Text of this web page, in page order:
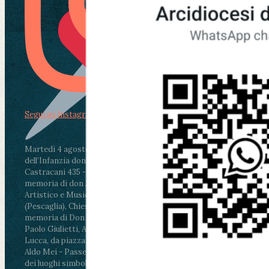
Martedì 4 agosto2026
ore 11:30 - Lucca, Scuola
dell’Infanzia don Aldo Mei - Viale Castruccio
Castracani 435 - Inaugurazione murales in
memoria di don Aldo Mei curato dal Liceo
Artistico e Musicale “Passaglia”
ore 18 - Fiano
(Pescaglia), Chiesa parrocchiale - Messa in
memoria di Don Aldo Mei celebrata da mons.
Paolo Giulietti, Arcivescovo di Lucca
ore 20.30 -
Lucca, da piazza San Michele al Cippo di don
Aldo Mei - Passeggiata della Memoria in alcuni
dei luoghi simbolo della città. Ritrovo alle ore
Segui su Instagram